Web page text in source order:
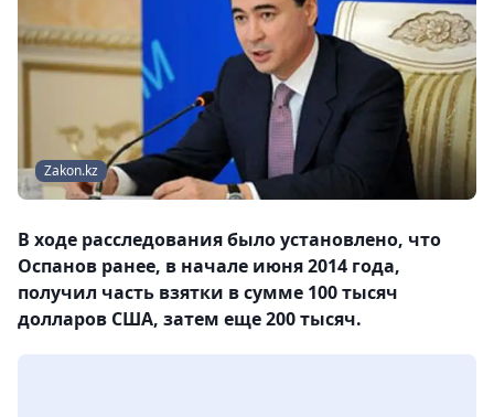
Zakon.kz
В ходе расследования было установлено, что
Оспанов ранее, в начале июня 2014 года,
получил часть взятки в сумме 100 тысяч
долларов США, затем еще 200 тысяч.